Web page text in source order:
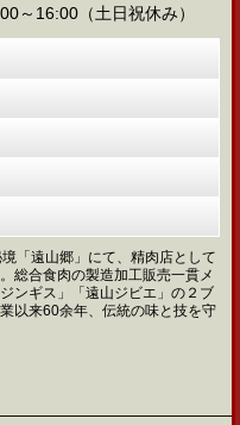
～16:00（土日祝休み）
「遠山郷」にて、精肉店として
総合食肉の製造加工販売一貫メ
ンギス」「遠山ジビエ」の２ブ
以来60余年、伝統の味と技を守